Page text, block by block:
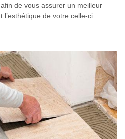
de vous assurer un meilleur
de votre celle-ci.